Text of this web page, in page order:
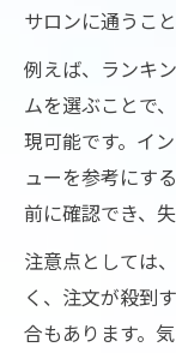
サロンに通うこ
例えば、ランキ
ムを選ぶことで
現可能です。イ
ューを参考にす
前に確認でき、
注意点としては
く、注文が殺到
合もあります。